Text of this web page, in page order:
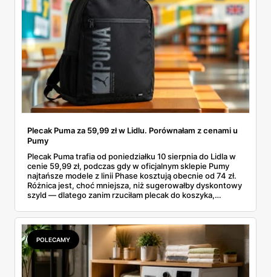
Plecak Puma za 59,99 zł w Lidlu. Porównałam z cenami u
Pumy
Plecak Puma trafia od poniedziałku 10 sierpnia do Lidla w
cenie 59,99 zł, podczas gdy w oficjalnym sklepie Pumy
najtańsze modele z linii Phase kosztują obecnie od 74 zł.
Różnica jest, choć mniejsza, niż sugerowałby dyskontowy
szyld — dlatego zanim rzuciłam plecak do koszyka,
rozpiska: co dokładnie sprzedaje Lidl, ile kosztują
odpowiedniki u producenta i komu ten zakup naprawdę
się opłaci.
POLECAMY